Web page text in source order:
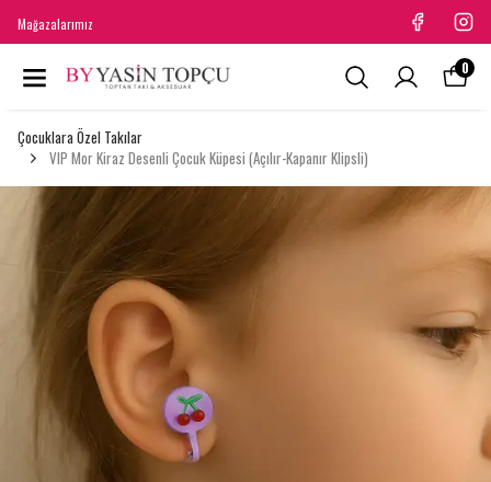
Mağazalarımız
0
Çocuklara Özel Takılar
VIP Mor Kiraz Desenli Çocuk Küpesi (Açılır-Kapanır Klipsli)